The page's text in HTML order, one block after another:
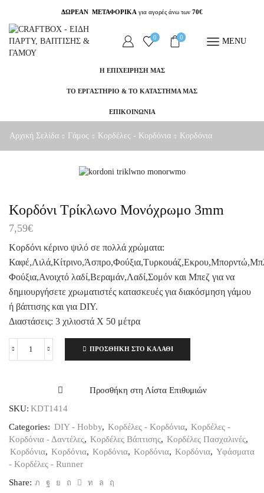
ΔΩΡΕΑΝ ΜΕΤΑΦΟΡΙΚΑ για αγορές άνω των 70€
0 0 MENU
Η ΕΠΙΧΕΙΡΗΣΗ ΜΑΣ
ΤΟ ΕΡΓΑΣΤΗΡΙΟ & ΤΟ ΚΑΤΑΣΤΗΜΑ ΜΑΣ
ΕΠΙΚΟΙΝΩΝΙΑ
Αρχική Σελίδα Γάμος Κορδέλες - Κορδόνια Κορδόνια
Κορδόνι Τρίκλωνο Μονόχρωμο 3mm
7,59€
Κορδόνι κέρινο ψιλό σε πολλά χρώματα:
Φούξια,Ανοιχτό λαδί,Βεραμάν,Λαδί,Σομόν και Μπεζ για να
δημιουργήσετε χρωματιστές κατασκευές για διακόσμηση γάμου
ή βάπτισης και για DIY.
Διαστάσεις: 3 χιλιοστά X 50 μέτρα
Κορδόνι
ΠΡΟΣΘΉΚΗ ΣΤΟ ΚΑΛΆΘΙ
Προσθήκη στη Λίστα Επιθυμιών
SKU: KDT1414
Categories: DIY - Hobby, Κορδέλες - Κορδόνια, Κορδέλες -
Κορδόνια - Δαντέλες, Κορδέλες Βάπτισης, Κορδέλες Πασχαλινές,
Κορδόνια, Κορδόνια, Κορδόνια, Κορδόνια, Κορδόνια, Υφάσματα
- Κορδέλες - Runner
Share: